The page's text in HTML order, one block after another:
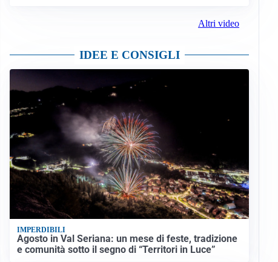
Altri video
IDEE E CONSIGLI
IMPERDIBILI
Agosto in Val Seriana: un mese di feste, tradizione
e comunità sotto il segno di “Territori in Luce”